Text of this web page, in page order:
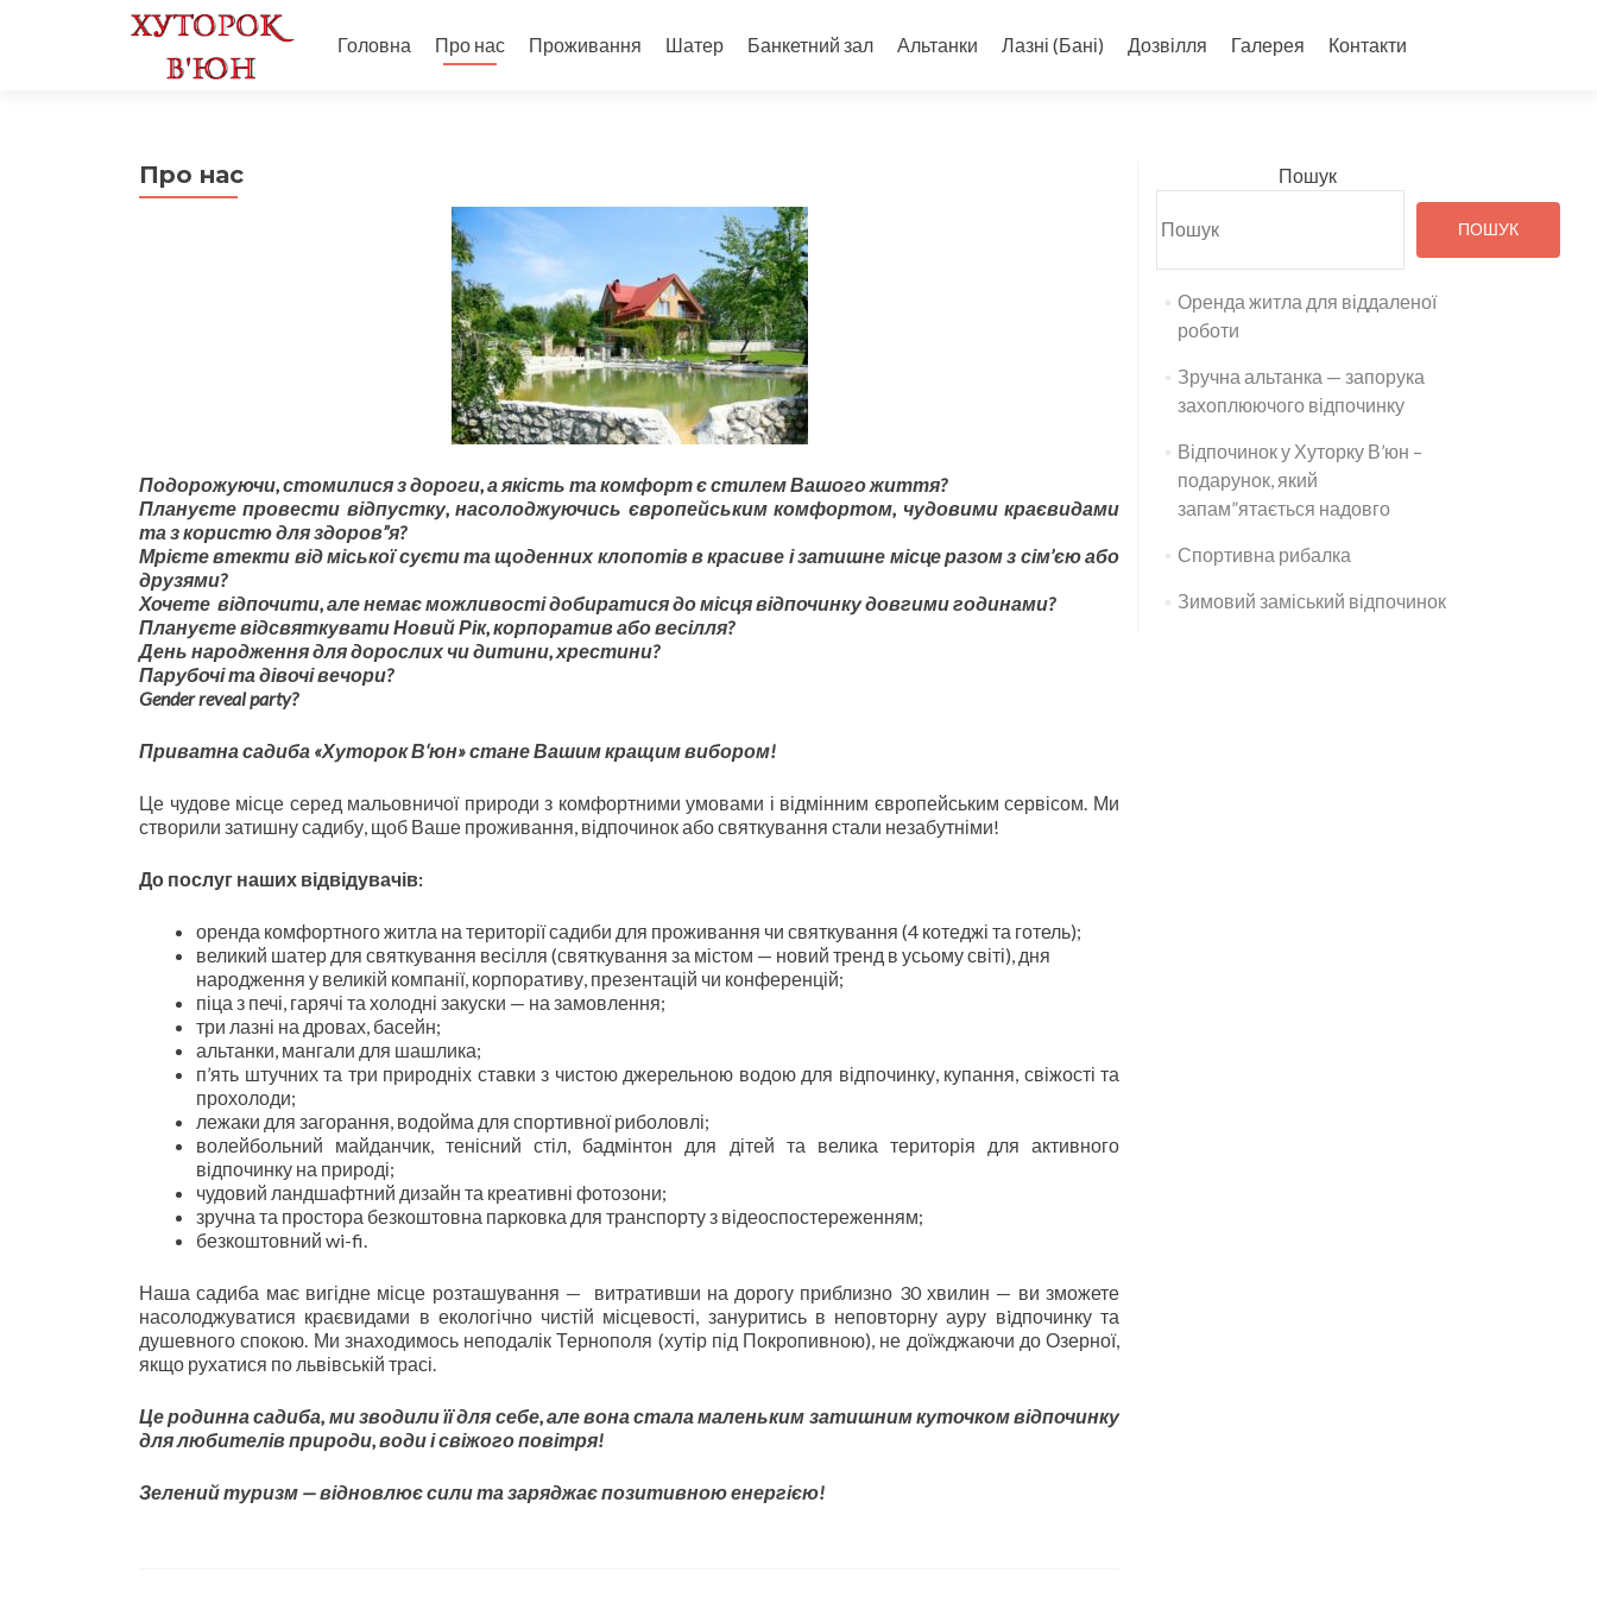
Головна Про нас Проживання Шатер Банкетний зал Альтанки Лазні (Бані) Дозвілля Галерея Контакти
Про нас
Подорожуючи, стомилися з дороги, а якість та комфорт є стилем Вашого життя?
Плануєте провести відпустку, насолоджуючись європейським комфортом, чудовими краєвидами
та з користю для здоров”я?
Мрієте втекти від міської суєти та щоденних клопотів в красиве і затишне місце разом з сім’єю або
друзями?
Хочете відпочити, але немає можливості добиратися до місця відпочинку довгими годинами?
Плануєте відсвяткувати Новий Рік, корпоратив або весілля?
День народження для дорослих чи дитини, хрестини?
Парубочі та дівочі вечори?
Gender reveal party?
Приватнасадиба «ХуторокВ‘юн»стане Вашим кращим вибором!
Це чудове місце серед мальовничої природи з комфортними умовами і відмінним європейським сервісом. Ми
створили затишну садибу, щоб Ваше проживання, відпочинок або святкування стали незабутніми!
До послуг наших відвідувачів:
оренда комфортного житла на території садиби для проживання чи святкування (4 котеджі та готель);
великий шатер для святкування весілля (святкування за містом — новий тренд в усьому світі), дня
народження у великій компанії, корпоративу, презентацій чи конференцій;
піца з печі, гарячі та холодні закуски — на замовлення;
три лазні на дровах, басейн;
альтанки, мангали для шашлика;
п’ять штучних та три природніх ставки з чистою джерельною водою для відпочинку, купання, свіжості та
прохолоди;
лежаки для загорання, водойма для спортивної риболовлі;
волейбольний майданчик, тенісний стіл, бадмінтон для дітей та велика територія для активного
відпочинку на природі;
чудовий ландшафтний дизайн та креативні фотозони;
зручна та простора безкоштовна парковка для транспорту з відеоспостереженням;
безкоштовний wi-fi.
Наша садиба має вигідне місце розташування — витративши на дорогу приблизно 30 хвилин — ви зможете
насолоджуватися краєвидами в екологічно чистій місцевості, зануритись в неповторну ауру вiдпочинку та
душевного спокою. Ми знаходимось неподалік Тернополя (хутір під Покропивною), не доїжджаючи до Озерної,
якщо рухатися по львівській трасі.
Це родинна садиба, ми зводили її для себе, але вона стала маленьким затишним куточком відпочинку
для любителів природи, води і свіжого повітря!
Зелений туризм — відновлює сили та заряджає позитивною енергією!
Пошук
ПОШУК
Оренда житла для віддаленої
роботи
Зручна альтанка — запорука
захоплюючого відпочинку
Відпочинок у Хуторку В’юн –
подарунок, який
запам”ятається надовго
Спортивна рибалка
Зимовий заміський відпочинок